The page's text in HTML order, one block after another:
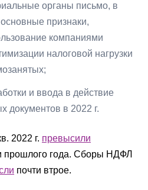
органы письмо, в
признаки,
компаниями
налоговой нагрузки
и ввода в действие
документов в 2022 г.
2022 г. превысили
прошлого года. Сборы НДФЛ
почти втрое.